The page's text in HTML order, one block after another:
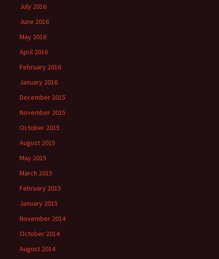
July 2016
June 2016
May 2016
April 2016
February 2016
January 2016
December 2015
November 2015
October 2015
August 2015
May 2015
March 2015
February 2015
January 2015
November 2014
October 2014
August 2014